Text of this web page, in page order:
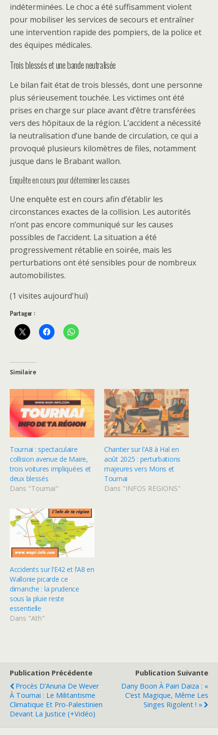
indéterminées. Le choc a été suffisamment violent
pour mobiliser les services de secours et entraîner
une intervention rapide des pompiers, de la police et
des équipes médicales.
Trois blessés et une bande neutralisée
Le bilan fait état de trois blessés, dont une personne
plus sérieusement touchée. Les victimes ont été
prises en charge sur place avant d’être transférées
vers des hôpitaux de la région. L’accident a nécessité
la neutralisation d’une bande de circulation, ce qui a
provoqué plusieurs kilomètres de files, notamment
jusque dans le Brabant wallon.
Enquête en cours pour déterminer les causes
Une enquête est en cours afin d’établir les
circonstances exactes de la collision. Les autorités
n’ont pas encore communiqué sur les causes
possibles de l’accident. La situation a été
progressivement rétablie en soirée, mais les
perturbations ont été sensibles pour de nombreux
automobilistes.
(1 visites aujourd'hui)
Partager :
Similaire
Tournai : spectaculaire
collision avenue de Maire,
trois voitures impliquées et
deux blessés
Dans "Tournai"
Chantier sur l’A8 à Hal en
août 2025 : perturbations
majeures vers Mons et
Tournai
Dans "INFOS REGIONS"
Accidents sur l’E42 et l’A8 en
Wallonie picarde ce
dimanche : la prudence
sous la pluie reste
essentielle
Dans "Ath"
Publication Précédente
Procès D’Anuna De Wever
À Tournai : Le Militantisme
Climatique Et Pro-Palestinien
Devant La Justice (+vidéo)
Publication Suivante
Dany Boon À Pairi Daiza : «
C’est Magique, Même Les
Singes Rigolent ! »